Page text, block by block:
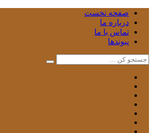
صفحه نخست
درباره ما
تماس با ما
پیوندها